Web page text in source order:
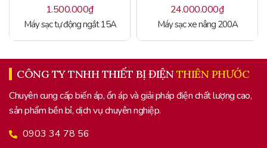
1.500.000₫
Máy sạc tự động ngắt 15A
24.000.000₫
Máy sạc xe nâng 200A
CÔNG TY TNHH THIẾT BỊ ĐIỆNTHIÊN PHƯỚC
Chuyên cung cấp biến áp, ổn áp và giải pháp điện chất lượng cao,
sản phẩm bền bỉ, dịch vụ chuyên nghiệp.
0903 34 78 56